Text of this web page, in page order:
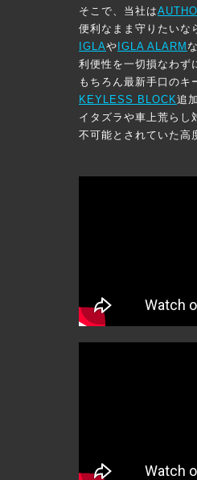
そこで、当社は
便利なまま守りたいな
IGLAや IGLA ALARM
利便性を一切損なわず
もちろん最新手口のキ
KEYLESS BLOCK追
イタズラや車上荒らし
不可能とされていた高